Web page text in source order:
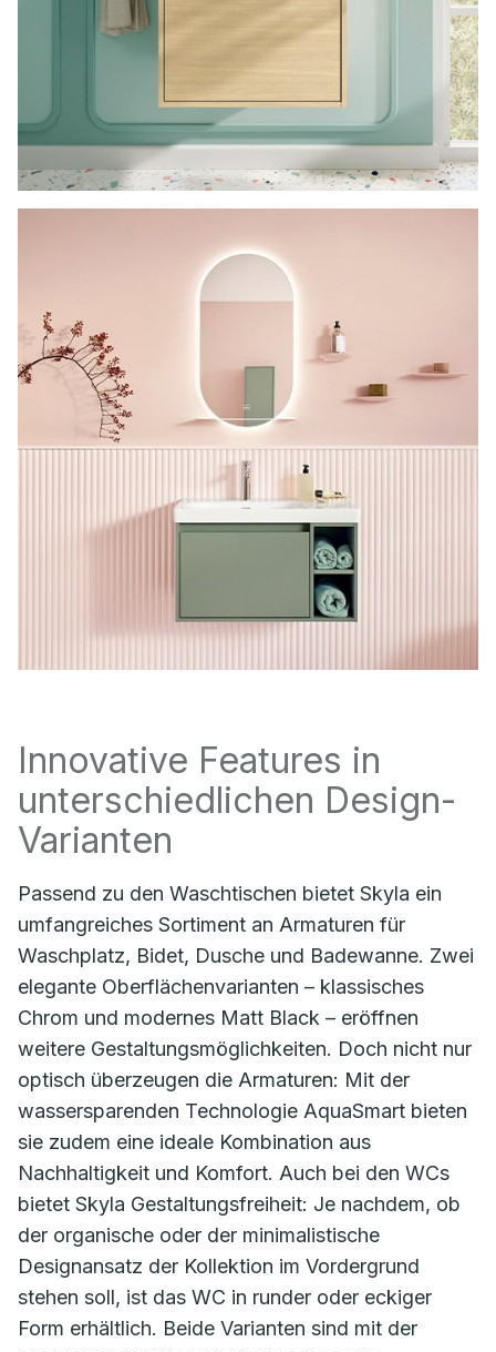
Innovative Features in
unterschiedlichen Design-
Varianten
Passend zu den Waschtischen bietet Skyla ein
umfangreiches Sortiment an Armaturen für
Waschplatz, Bidet, Dusche und Badewanne. Zwei
elegante Oberflächenvarianten – klassisches
Chrom und modernes Matt Black – eröffnen
weitere Gestaltungsmöglichkeiten. Doch nicht nur
optisch überzeugen die Armaturen: Mit der
wassersparenden Technologie AquaSmart bieten
sie zudem eine ideale Kombination aus
Nachhaltigkeit und Komfort. Auch bei den WCs
bietet Skyla Gestaltungsfreiheit: Je nachdem, ob
der organische oder der minimalistische
Designansatz der Kollektion im Vordergrund
stehen soll, ist das WC in runder oder eckiger
Form erhältlich. Beide Varianten sind mit der